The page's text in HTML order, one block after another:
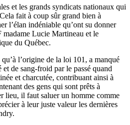
et les grands syndicats nationaux qui
fait à coup sûr grand bien à
l’élan indéniable qu’ont su donner
Lucie Martineau et le
du Québec.
l’origine de la loi 101, a manqué
de sang-froid par le passé quand
et charcutée, contribuant ainsi à
des gens qui sont prêts à
lieu, il faut saluer un homme comme
à leur juste valeur les dernières